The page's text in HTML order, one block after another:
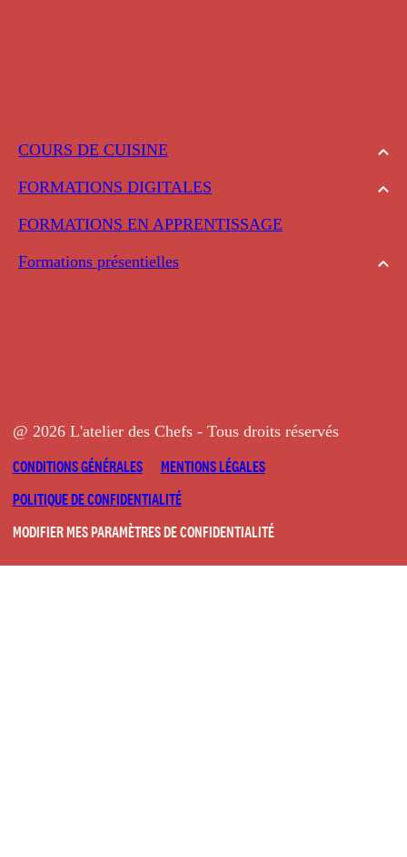
COURS DE CUISINE
FORMATIONS DIGITALES
FORMATIONS EN APPRENTISSAGE
Formations présentielles
@ 2026 L'atelier des Chefs - Tous droits réservés
CONDITIONS GÉNÉRALES
MENTIONS LÉGALES
POLITIQUE DE CONFIDENTIALITÉ
MODIFIER MES PARAMÈTRES DE CONFIDENTIALITÉ